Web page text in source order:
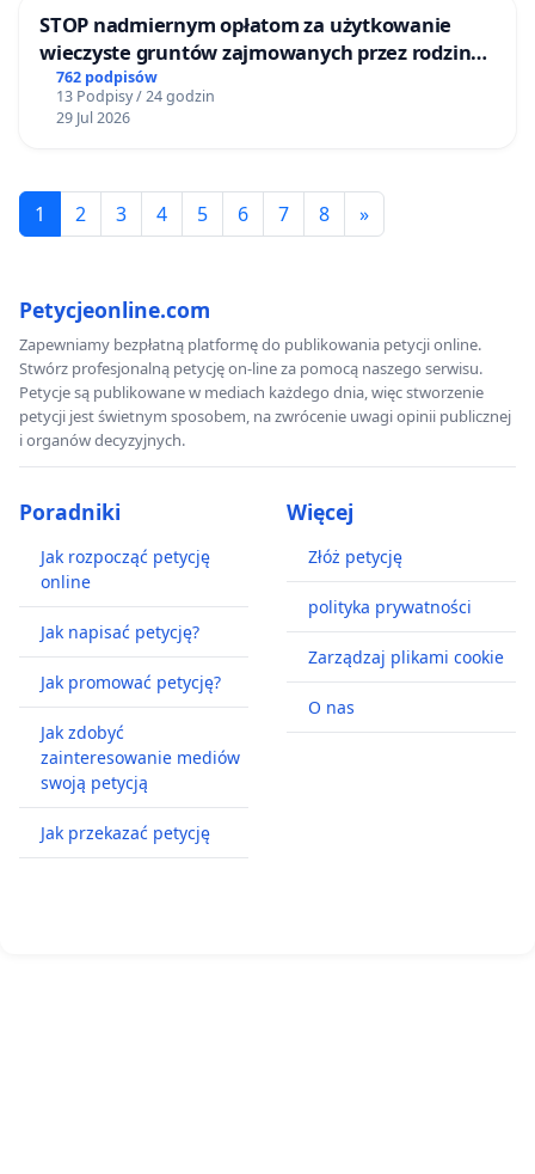
STOP nadmiernym opłatom za użytkowanie
wieczyste gruntów zajmowanych przez rodzinne
ogrody działkowe.
762 podpisów
13 Podpisy / 24 godzin
29 Jul 2026
1 2 3 4 5 6 7 8 »
Petycjeonline.com
Zapewniamy bezpłatną platformę do publikowania petycji online.
Stwórz profesjonalną petycję on-line za pomocą naszego serwisu.
Petycje są publikowane w mediach każdego dnia, więc stworzenie
petycji jest świetnym sposobem, na zwrócenie uwagi opinii publicznej
i organów decyzyjnych.
Poradniki
Jak rozpocząć petycję
online
Jak napisać petycję?
Jak promować petycję?
Jak zdobyć
zainteresowanie mediów
swoją petycją
Jak przekazać petycję
Więcej
Złóż petycję
polityka prywatności
Zarządzaj plikami cookie
O nas